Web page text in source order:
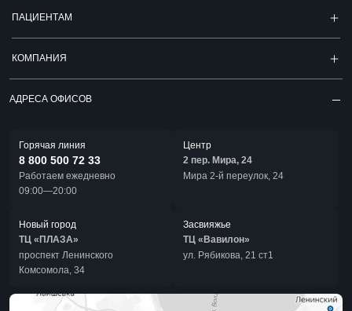
ПАЦИЕНТАМ
КОМПАНИЯ
АДРЕСА ОФИСОВ
Горячая линия
8 800 500 72 33
Работаем ежедневно
09:00—20:00
Центр
2 пер. Мира, 24
Мира 2-й переулок, 24
Новый город
ТЦ «ПЛАЗА»
проспект Ленинского
Комсомола, 34
Засвияжье
ТЦ «Вавилон»
ул. Рябикова, 21 ст1